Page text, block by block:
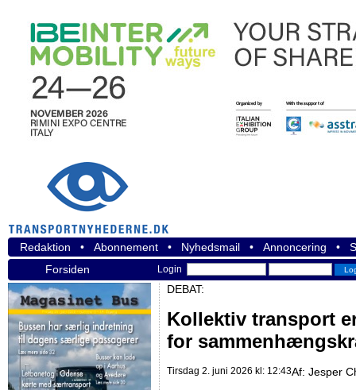
Redaktion • Abonnement • Nyhedsmail • Annoncering •
Forsiden
Login
DEBAT:
Kollektiv transport
for
Tirsdag 2. juni 2026 kl: 12:43Af: Jesper